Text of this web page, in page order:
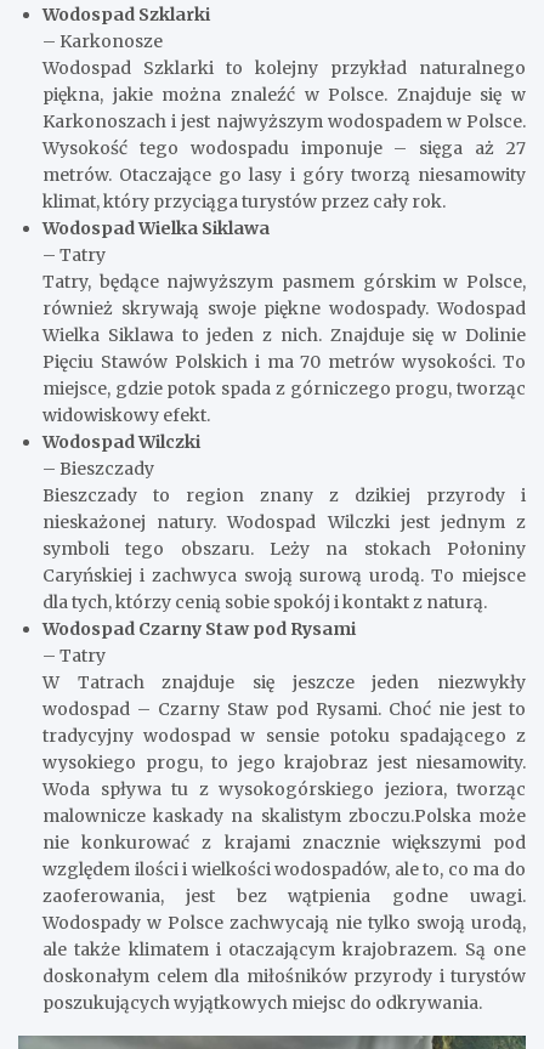
Wodospad Szklarki
– Karkonosze
Wodospad Szklarki to kolejny przykład naturalnego
piękna, jakie można znaleźć w Polsce. Znajduje się w
Karkonoszach i jest najwyższym wodospadem w Polsce.
Wysokość tego wodospadu imponuje – sięga aż 27
metrów. Otaczające go lasy i góry tworzą niesamowity
klimat, który przyciąga turystów przez cały rok.
Wodospad Wielka Siklawa
– Tatry
Tatry, będące najwyższym pasmem górskim w Polsce,
również skrywają swoje piękne wodospady. Wodospad
Wielka Siklawa to jeden z nich. Znajduje się w Dolinie
Pięciu Stawów Polskich i ma 70 metrów wysokości. To
miejsce, gdzie potok spada z górniczego progu, tworząc
widowiskowy efekt.
Wodospad Wilczki
– Bieszczady
Bieszczady to region znany z dzikiej przyrody i
nieskażonej natury. Wodospad Wilczki jest jednym z
symboli tego obszaru. Leży na stokach Połoniny
Caryńskiej i zachwyca swoją surową urodą. To miejsce
dla tych, którzy cenią sobie spokój i kontakt z naturą.
Wodospad Czarny Staw pod Rysami
– Tatry
W Tatrach znajduje się jeszcze jeden niezwykły
wodospad – Czarny Staw pod Rysami. Choć nie jest to
tradycyjny wodospad w sensie potoku spadającego z
wysokiego progu, to jego krajobraz jest niesamowity.
Woda spływa tu z wysokogórskiego jeziora, tworząc
malownicze kaskady na skalistym zboczu.Polska może
nie konkurować z krajami znacznie większymi pod
względem ilości i wielkości wodospadów, ale to, co ma do
zaoferowania, jest bez wątpienia godne uwagi.
Wodospady w Polsce zachwycają nie tylko swoją urodą,
ale także klimatem i otaczającym krajobrazem. Są one
doskonałym celem dla miłośników przyrody i turystów
poszukujących wyjątkowych miejsc do odkrywania.